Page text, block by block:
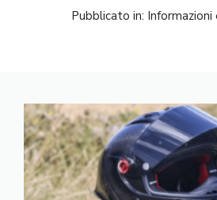
Pubblicato in: Informazioni